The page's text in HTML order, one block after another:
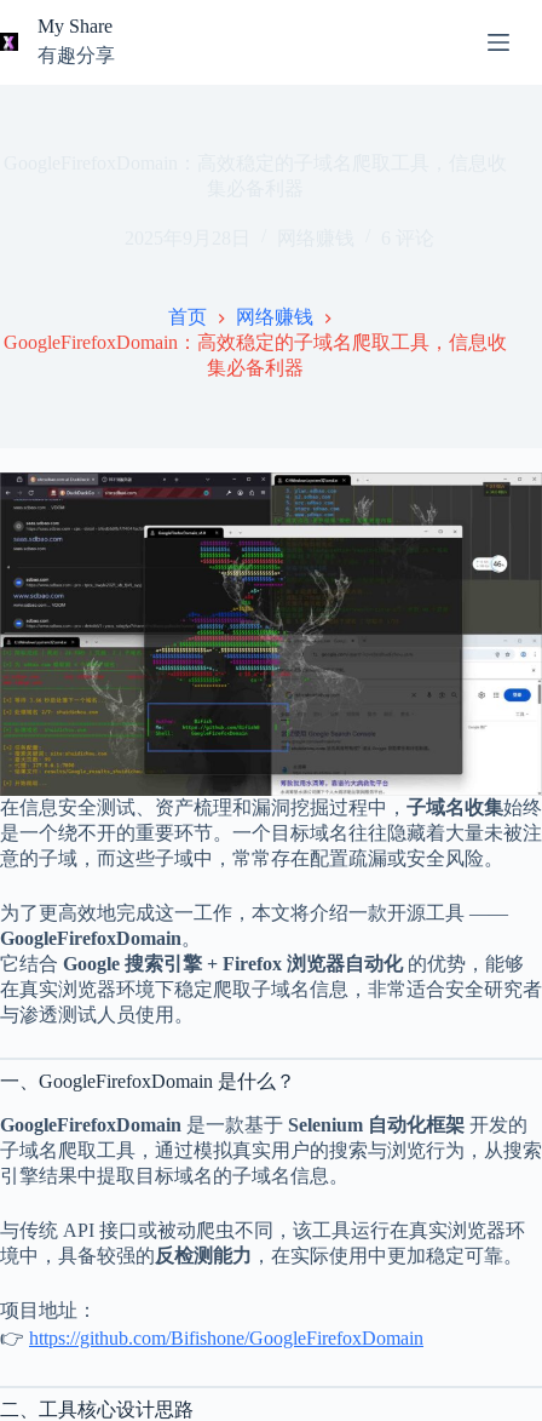
过
站
知
识
分
联
我
资
源
分
享
隐
私
政
策
P
h
y
l
A
d
r
e
3
4
N
My Share
有趣分享
首页
网络赚钱
GoogleFirefoxDomain：高效稳定的子域名爬取工具，信息收
集必备利器
在信息安全测试、资产梳理和漏洞挖掘过程中， 子域名收集始终
是一个绕不开的重要环节。一个目标域名往往隐藏着大量未被注
意的子域，而这些子域中，常常存在配置疏漏或安全风险。
为了更高效地完成这一工作，本文将介绍一款开源工具 ——
GoogleFirefoxDomain。
它结合 Google 搜索引擎 + Firefox 浏览器自动化的优势，能够
在真实浏览器环境下稳定爬取子域名信息，非常适合安全研究者
与渗透测试人员使用。
一、GoogleFirefoxDomain 是什么？
GoogleFirefoxDomain 是一款基于 Selenium 自动化框架 开发的
子域名爬取工具，通过模拟真实用户的搜索与浏览行为，从搜索
引擎结果中提取目标域名的子域名信息。
与传统 API 接口或被动爬虫不同，该工具运行在真实浏览器环
境中，具备较强的反检测能力 ，在实际使用中更加稳定可靠。
项目地址：
👉 https://github.com/Bifishone/GoogleFirefoxDomain
二、工具核心设计思路